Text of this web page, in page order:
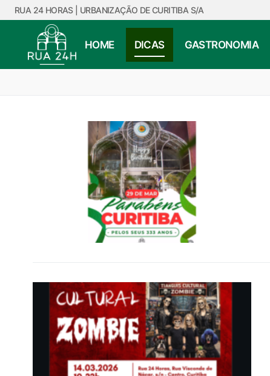
Skip
to
RUA 24 HORAS | URBANIZAÇÃO DE CURITIBA S/A
HOME DICAS GASTRONOMIA